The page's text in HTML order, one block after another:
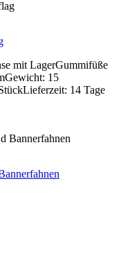
mit LagerGummifüße
15
14 Tage